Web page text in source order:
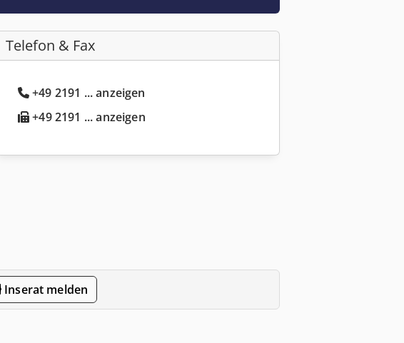
Telefon & Fax
+49 2191 ... anzeigen
+49 2191 ... anzeigen
Inserat melden